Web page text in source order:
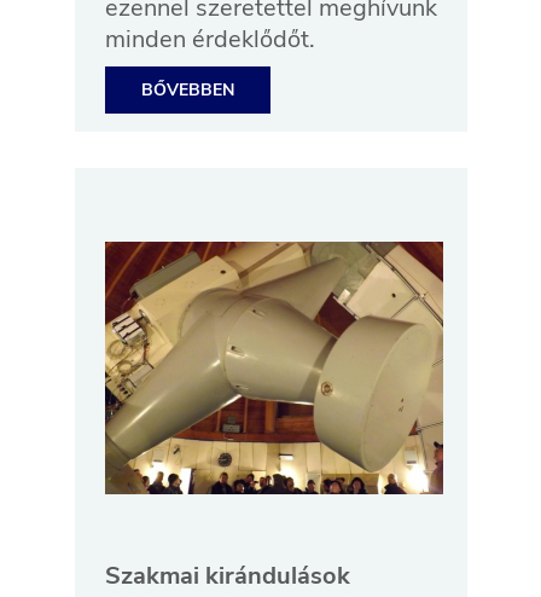
ezennel szeretettel meghívunk
minden érdeklődőt.
BŐVEBBEN
Szakmai kirándulások